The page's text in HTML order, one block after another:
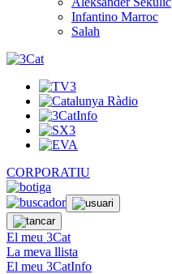
Infantino Marroc
Salah
CORPORATIU
El meu 3Cat
La meva llista
El meu 3CatInfo